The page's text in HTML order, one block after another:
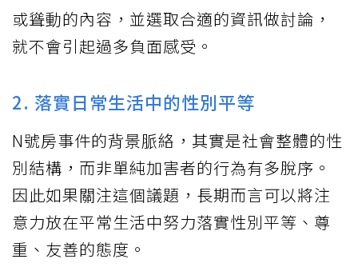
或聳動的內容，並選取合適的資訊做討論，
就不會引起過多負面感受。
2. 落實日常生活中的性別平等
N號房事件的背景脈絡，其實是社會整體的性
別結構，而非單純加害者的行為有多脫序。
因此如果關注這個議題，長期而言可以將注
意力放在平常生活中努力落實性別平等、尊
重、友善的態度。